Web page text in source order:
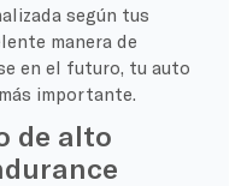
según tus
manera de
en el futuro, tu auto
importante.
de alto